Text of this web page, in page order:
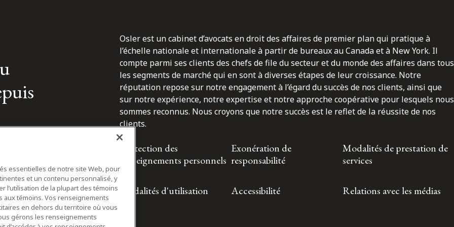
Osler est un cabinet d’avocats en droit des affaires de premier plan qui pratique à
l’échelle nationale et internationale à partir de bureaux au Canada et à New York. Il
compte parmi ses clients des chefs de file du secteur et du monde des affaires dans tous
les segments de marché qui en sont à diverses étapes de leur croissance. Notre
réputation repose sur notre engagement à l’égard du succès de nos clients, ainsi que
sur notre expérience, notre expertise et notre approche coopérative pour lesquels nous
sommes reconnus. Nous croyons que notre succès est le reflet de la réussite de nos
clients.
Protection des
renseignements personnels
Exonération de
responsabilité
Modalités de prestation de
services
Modalités d'utilisation Accessibilité Relations avec les médias
essentielles de notre site Web, pour
et un contenu personnalisé, y
l’utilisation de la plupart des témoins
témoins. Vos renseignements
en dehors du territoire où vous
gérons les renseignements